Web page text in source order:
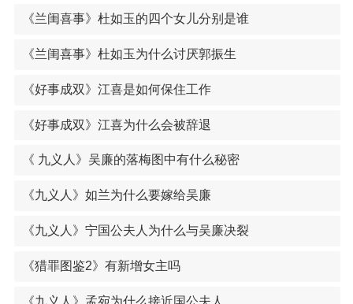
《兰闺喜事》杜如玉的四个女儿分别是谁
《兰闺喜事》杜如玉为什么讨厌郭振生
《好事成双》江喜是如何保住工作
《好事成双》江喜为什么会被辞退
《 九义人》吴廉的落梅图中有什么秘密
《九义人》如兰为什么要嫁给吴廉
《九义人》宁国公夫人为什么与吴廉决裂
《猎罪图鉴2》有新增女主吗
《九义人》孟宛为什么接近国公夫人